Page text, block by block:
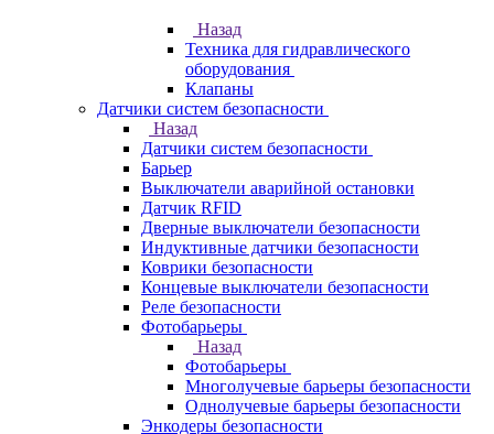
Назад
Техника для гидравлического
оборудования
Клапаны
Датчики систем безопасности
Назад
Датчики систем безопасности
Барьер
Выключатели аварийной остановки
Датчик RFID
Дверные выключатели безопасности
Индуктивные датчики безопасности
Коврики безопасности
Концевые выключатели безопасности
Реле безопасности
Фотобарьеры
Назад
Фотобарьеры
Многолучевые барьеры безопасности
Однолучевые барьеры безопасности
Энкодеры безопасности